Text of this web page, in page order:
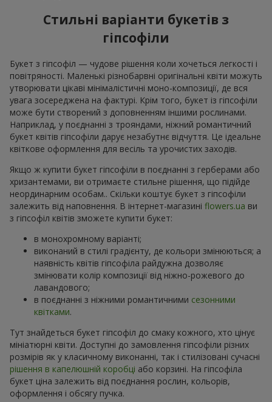
Стильні варіанти букетів з
гіпсофіли
Букет з гіпсофіл — чудове рішення коли хочеться легкості і
повітряності. Маленькі різнобарвні оригінальні квіти можуть
утворювати цікаві мінімалістичні моно-композиції, де вся
увага зосереджена на фактурі. Крім того, букет із гіпсофіли
може бути створений з доповненням іншими рослинами.
Наприклад, у поєднанні з трояндами, ніжний романтичний
букет квітів гіпсофіли дарує незабутнє відчуття. Це ідеальне
квіткове оформлення для весіль та урочистих заходів.
Якщо ж купити букет гіпсофіли в поєднанні з герберами або
хризантемами, ви отримаєте стильне рішення, що підійде
неординарним особам.. Скільки коштує букет з гіпсофіли
залежить від наповнення. В інтернет-магазині flowers.ua ви
з гіпсофіл квітів зможете купити букет:
в монохромному варіанті;
виконаний в стилі градієнту, де кольори змінюються; а
наявність квітів гіпсофіла райдужна дозволяє
змінювати колір композиції від ніжно-рожевого до
лавандового;
в поєднанні з ніжними романтичними сезонними
квітками.
Тут знайдеться букет гіпсофіл до смаку кожного, хто цінує
мініатюрні квіти. Доступні до замовлення гіпсофіли різних
розмірів як у класичному виконанні, так і стилізовані сучасні
рішення в капелюшній коробці або корзині. На гіпсофіла
букет ціна залежить від поєднання рослин, кольорів,
оформлення і обсягу пучка.